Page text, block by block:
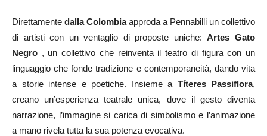
Direttamente dalla Colombiaapproda a Pennabilli un collettivo
di artisti con un ventaglio di proposte uniche:Artes Gato
Negro , un collettivo che reinventa il teatro di figura con un
linguaggio che fonde tradizione e contemporaneità, dando vita
a storie intense e poetiche. Insieme a Títeres Passiflora,
creano un’esperienza teatrale unica, dove il gesto diventa
narrazione, l’immagine si carica di simbolismo e l’animazione
a mano rivela tutta la sua potenza evocativa.